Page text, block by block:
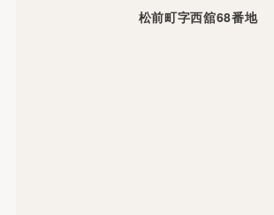
松前町字西舘68番地